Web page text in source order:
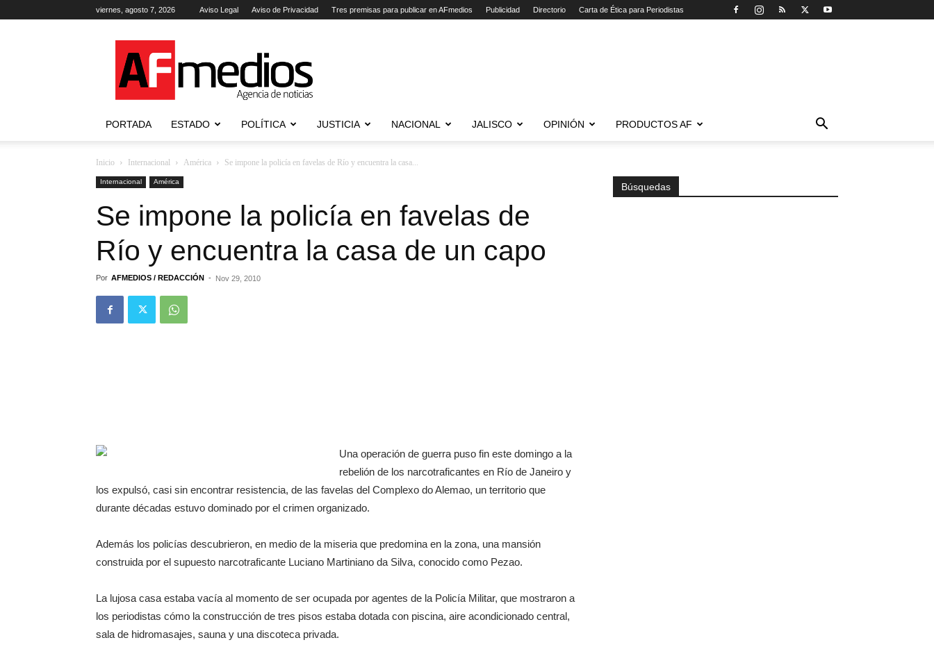
viernes, agosto 7, 2026 Aviso Legal Aviso de Privacidad Tres premisas para publicar en AFmedios Publicidad Directorio Carta de Ética para Periodistas
Agencia
de
Noticias
PORTADA ESTADO POLÍTICA JUSTICIA NACIONAL JALISCO OPINIÓN PRODUCTOS AF
Inicio Internacional América Se impone la policía en favelas de Río y encuentra la casa...
Internacional América
Se impone la policía en favelas de
Río y encuentra la casa de un capo
Por AFMEDIOS / REDACCIÓN - Nov 29, 2010
Una operación de guerra puso fin este domingo a la
rebelión de los narcotraficantes en Río de Janeiro y
los expulsó, casi sin encontrar resistencia, de las favelas del Complexo do Alemao, un territorio que
durante décadas estuvo dominado por el crimen organizado.
Además los policías descubrieron, en medio de la miseria que predomina en la zona, una mansión
construida por el supuesto narcotraficante Luciano Martiniano da Silva, conocido como Pezao.
La lujosa casa estaba vacía al momento de ser ocupada por agentes de la Policía Militar, que mostraron a
los periodistas cómo la construcción de tres pisos estaba dotada con piscina, aire acondicionado central,
sala de hidromasajes, sauna y una discoteca privada.
Búsquedas